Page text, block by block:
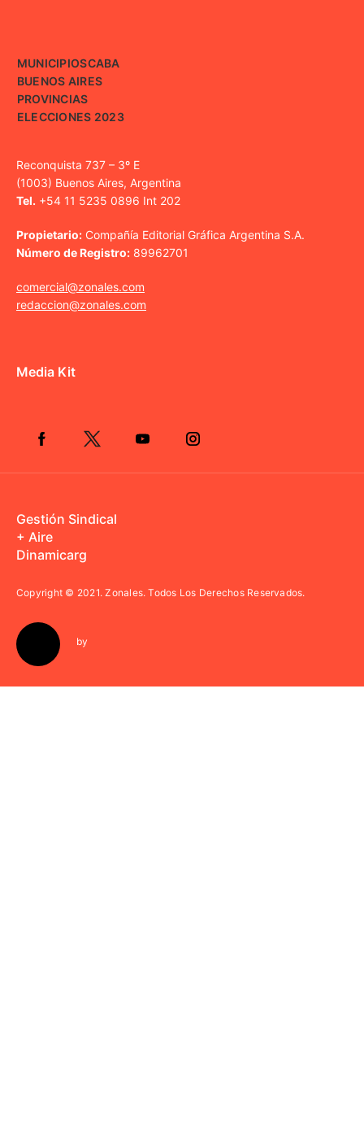
MUNICIPIOSCABA
BUENOS AIRES
PROVINCIAS
ELECCIONES 2023
Reconquista 737 – 3º E
(1003) Buenos Aires, Argentina
Tel. +54 11 5235 0896 Int 202
Propietario: Compañía Editorial Gráfica Argentina S.A.
Número de Registro: 89962701
comercial@zonales.com
redaccion@zonales.com
Media Kit
Gestión Sindical
+ Aire
Dinamicarg
Copyright © 2021.Zonales. Todos Los Derechos Reservados.
by